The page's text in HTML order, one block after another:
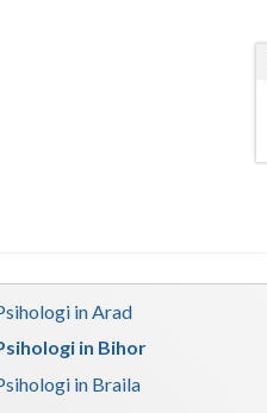
in Arad
in Bihor
in Braila